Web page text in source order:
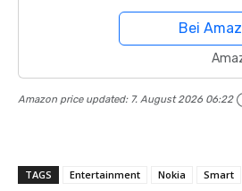
Bei
Amazon price updated: 7. August 2026 06:22
TAGS Entertainment Nokia Smart